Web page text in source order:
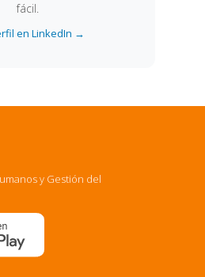
fácil.
en LinkedIn →
y Gestión del